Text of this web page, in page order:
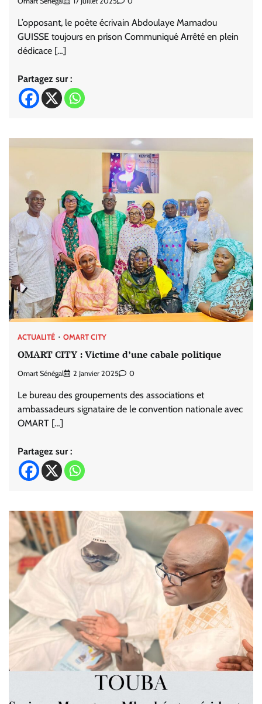
L’opposant, le poète écrivain Abdoulaye Mamadou
GUISSE toujours en prison Communiqué Arrêté en plein
dédicace […]
Partagez sur :
ACTUALITÉ OMART CITY
OMART CITY : Victime d’une cabale politique
Omart Sénégal 2 Janvier 2025 0
Le bureau des groupements des associations et
ambassadeurs signataire de le convention nationale avec
OMART […]
Partagez sur :